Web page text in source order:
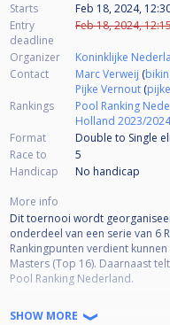
Starts
Feb 18, 2024,
Entry
deadline
Feb 18, 2024,
Organizer Koninklijke
Contact
Marc Verweij (
Pijke Vernout (
Rankings
Pool Ranking
Holland 2023/2024
Format
Double to Single
Race to
5
Handicap
No handicap
More info
Dit toernooi wordt
onderdeel van een serie van 6
Rankingpunten verdient
Masters (Top 16). Daarnaast
Pool Ranking Nederland.
Toernooi informatie:
SHOW MORE